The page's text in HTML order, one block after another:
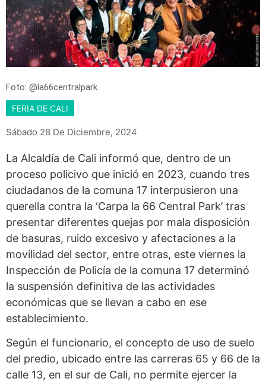
Foto: @la66centralpark
FERIA DE CALI
Sábado 28 De Diciembre, 2024
La Alcaldía de Cali informó que, dentro de un
proceso policivo que inició en 2023, cuando tres
ciudadanos de la comuna 17 interpusieron una
querella contra la ‘Carpa la 66 Central Park’ tras
presentar diferentes quejas por mala disposición
de basuras, ruido excesivo y afectaciones a la
movilidad del sector, entre otras, este viernes la
Inspección de Policía de la comuna 17 determinó
la suspensión definitiva de las actividades
económicas que se llevan a cabo en ese
establecimiento.
Según el funcionario, el concepto de uso de suelo
del predio, ubicado entre las carreras 65 y 66 de la
calle 13, en el sur de Cali, no permite ejercer la